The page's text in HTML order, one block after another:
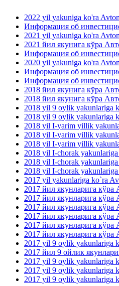
2022 yil yakuniga ko'ra
Информация об
2021 yil yakuniga ko'ra
2021 йил якунига кўра
Информация об
2020 yil yakuniga ko'ra
Информация об
Информация об
2018 йил якунига кўра
2018 йил якунига кўра
2018 yil 9 oylik yakunlariga
2018 yil 9 oylik yakunlariga
2018 yil I-yarim yillik
2018 yil I-yarim yillik
2018 yil I-yarim yillik
2018 yil I-chorak
2018 yil I-chorak
2018 yil I-chorak
2017 yil yakunlariga ko`ra
2017 йил якунларига
2017 йил якунларига
2017 йил якунларига
2017 йил якунларига
2017 йил якунларига
2017 йил якунларига
2017 yil 9 oylik yakunlariga
2017 йил 9 ойлик
2017 yil 9 oylik yakunlariga
2017 yil 9 oylik yakunlariga
2017 yil 9 oylik yakunlariga